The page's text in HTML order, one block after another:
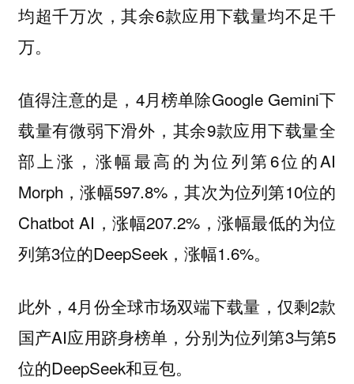
均超千万次，其余6款应用下载量均不足千
万。
值得注意的是，4月榜单除Google Gemini下
载量有微弱下滑外，其余9款应用下载量全
部上涨，涨幅最高的为位列第6位的AI
Morph，涨幅597.8%，其次为位列第10位的
Chatbot AI，涨幅207.2%，涨幅最低的为位
列第3位的DeepSeek，涨幅1.6%。
此外，4月份全球市场双端下载量，仅剩2款
国产AI应用跻身榜单，分别为位列第3与第5
位的DeepSeek和豆包。